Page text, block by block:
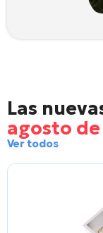
Las
agosto de
Ver todos